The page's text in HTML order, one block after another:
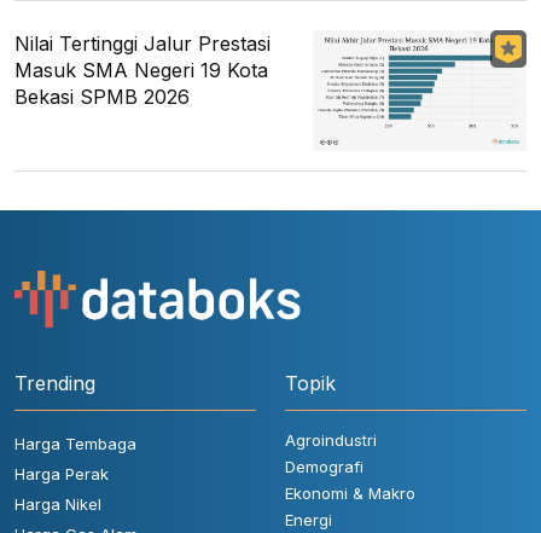
Nilai Tertinggi Jalur Prestasi
Masuk SMA Negeri 19 Kota
Bekasi SPMB 2026
Trending
Harga Tembaga
Harga Perak
Harga Nikel
Topik
Agroindustri
Demografi
Ekonomi & Makro
Energi